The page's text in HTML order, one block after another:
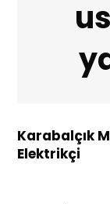
Karabalçık
Elektrikçi